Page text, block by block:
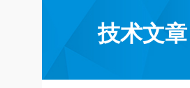
技术文章